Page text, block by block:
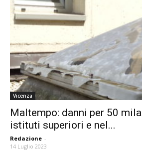
Vicenza
Maltempo: danni per 50
istituti superiori e nel...
Redazione -
14 Luglio 2023